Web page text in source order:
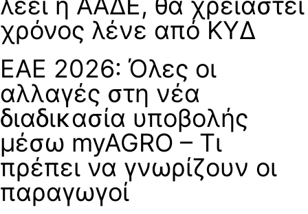
χρόνος λένε από ΚΥΔ
ΕΑΕ 2026: Όλες οι
αλλαγές στη νέα
διαδικασία υποβολής
μέσω myAGRO – Τι
πρέπει να γνωρίζουν οι
παραγωγοί